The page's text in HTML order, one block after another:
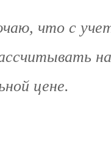
что с
цене.